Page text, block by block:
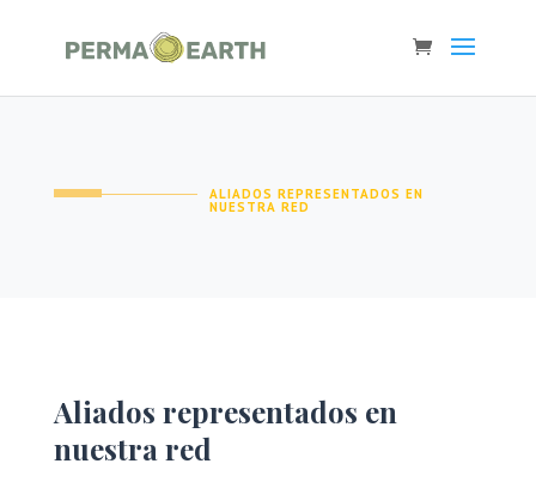
ALIADOS REPRESENTADOS EN
NUESTRA RED
Aliados representados en
nuestra red